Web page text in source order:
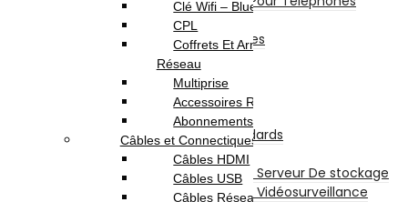
Power Bank
Divers Pour Téléphones
Écouteurs sans fil
Disques Internes
Disque Internes Standards
Disque SSD
Disques Internes Pour Serveur De stockage
Disques Internes Pour Vidéosurveillance
Clé Wifi – Bluetooth
CPL
Coffrets Et Armoires
Réseau
Multiprise
Accessoires Réseau
Abonnements Internet
Câbles et Connectiques
Câbles HDMI
Câbles USB
Câbles Réseau